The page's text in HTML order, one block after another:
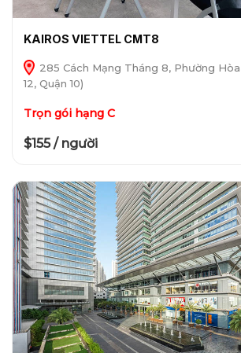
KAIROS VIETTEL CMT8
285 Cách Mạng Tháng 8, Phường
12, Quận 10)
Trọn gói hạng C
$155 / người